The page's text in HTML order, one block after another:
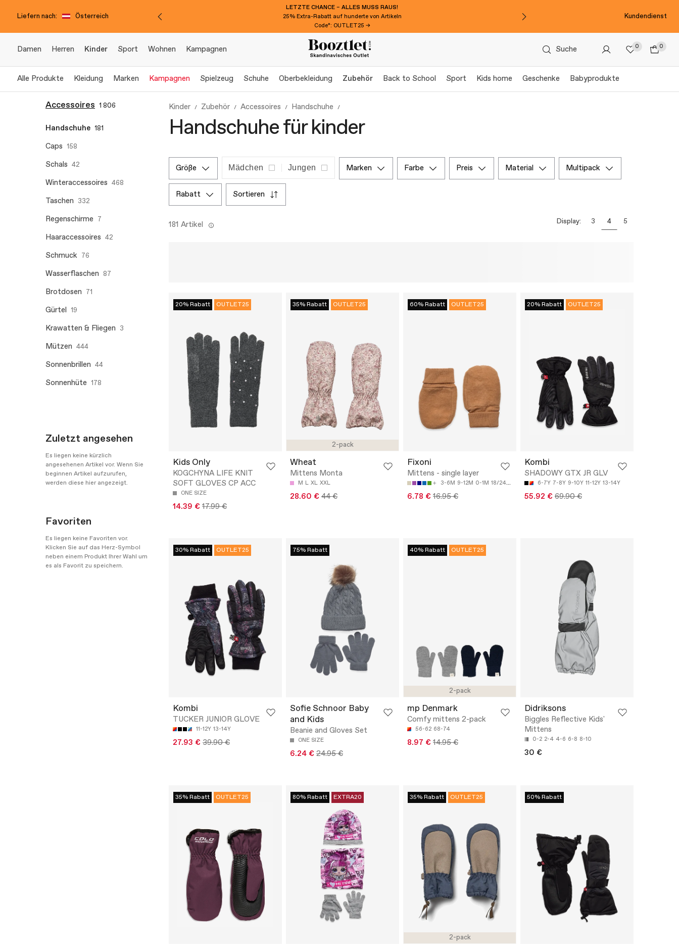
Liefern nach: Österreich
LETZTE CHANCE – ALLES MUSS RAUS!
25% Extra-Rabatt auf hunderte von Artikeln
Code*: OUTLET25 →
Kundendienst
Damen Herren Kinder Sport Wohnen Kampagnen Suche 0 0
Alle Produkte Kleidung Marken Kampagnen Spielzeug Schuhe Oberbekleidung Zubehör Back to School Sport Kids home Geschenke Babyprodukte
Accessoires 1 806
Handschuhe 181
Caps 158
Schals 42
Winteraccessoires 468
Taschen 332
Regenschirme 7
Haaraccessoires 42
Schmuck 76
Wasserflaschen 87
Brotdosen 71
Gürtel 19
Krawatten & Fliegen 3
Mützen 444
Sonnenbrillen 44
Sonnenhüte 178
Zuletzt angesehen
Es liegen keine kürzlich
angesehenen Artikel vor. Wenn Sie
beginnen Artikel aufzurufen,
werden diese hier angezeigt.
Favoriten
Es liegen keine Favoriten vor.
Klicken Sie auf das Herz-Symbol
neben einem Produkt Ihrer Wahl um
es als Favorit zu speichern.
Kinder Zubehör Accessoires Handschuhe
Handschuhe für kinder
größe Mädchen Jungen marken farbe preis material multipack
rabatt sortieren
181 Artikel Display: 3 4 5
20% Rabatt OUTLET25
Kids Only
KOGCHYNA LIFE KNIT
SOFT GLOVES CP ACC
ONE SIZE
14.39 € 17.99 €
2-pack
35% Rabatt OUTLET25
Wheat
Mittens Monta
M L XL XXL
28.60 € 44 €
60% Rabatt OUTLET25
Fixoni
Mittens - single layer
3-6M 9-12M 0-1M 18/24M
6.78 € 16.95 €
20% Rabatt OUTLET25
Kombi
SHADOWY GTX JR GLV
6-7Y 7-8Y 9-10Y 11-12Y 13-14Y
55.92 € 69.90 €
30% Rabatt OUTLET25
Kombi
TUCKER JUNIOR GLOVE
11-12Y 13-14Y
27.93 € 39.90 €
75% Rabatt
Sofie Schnoor Baby
and Kids
Beanie and Gloves Set
ONE SIZE
6.24 € 24.95 €
2-pack
40% Rabatt OUTLET25
mp Denmark
Comfy mittens 2-pack
56-62 68-74
8.97 € 14.95 €
Didriksons
Biggles Reflective Kids'
Mittens
0-2 2-4 4-6 6-8 8-10
30 €
35% Rabatt OUTLET25 80% Rabatt EXTRA20
2-pack
35% Rabatt OUTLET25 50% Rabatt